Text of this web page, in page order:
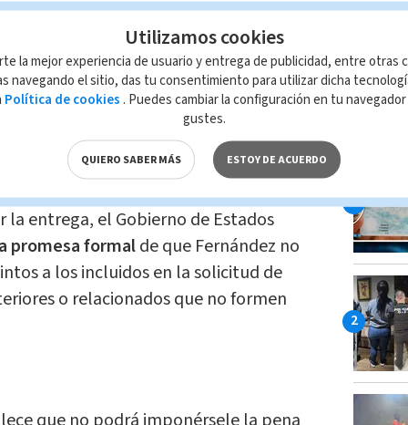
la entrega del extraditable queda
resuelva el expediente penal
se restablecieron las medidas
de salida del país por un
garantizar que permanezca sujeto
la entrega, el Gobierno de Estados
promesa formalde que Fernández no
a los incluidos en la solicitud de
o relacionados que no formen
Utilizamos cookies
la mejor experiencia de usuario y entrega de publicidad, entre otras
navegando el sitio, das tu consentimiento para utilizar dicha
Política de cookies . Puedes cambiar la configuración en tu
gustes.
QUIERO SABER MÁS ESTOY DE ACUERDO